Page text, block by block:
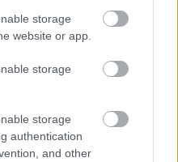
storage
website or app.
storage
storage
authentication
and other